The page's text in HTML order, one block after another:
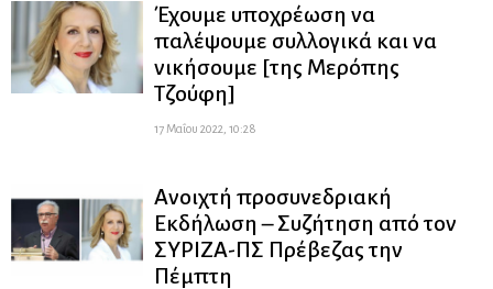
Έχουμε υποχρέωση να
παλέψουμε συλλογικά και να
νικήσουμε [της Μερόπης
Τζούφη]
17 Μαΐου 2022, 10:28
Ανοιχτή προσυνεδριακή
Εκδήλωση – Συζήτηση από τον
ΣΥΡΙΖΑ-ΠΣ Πρέβεζας την
Πέμπτη